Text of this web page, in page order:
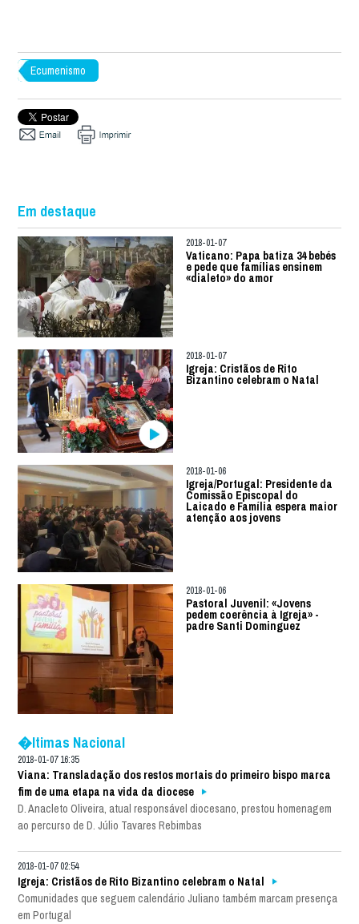
Ecumenismo
Em destaque
2018-01-07
Vaticano: Papa batiza 34 bebés
e pede que famílias ensinem
«dialeto» do amor
2018-01-07
Igreja: Cristãos de Rito
Bizantino celebram o Natal
2018-01-06
Igreja/Portugal: Presidente da
Comissão Episcopal do
Laicado e Família espera maior
atenção aos jovens
2018-01-06
Pastoral Juvenil: «Jovens
pedem coerência à Igreja» -
padre Santi Dominguez
�ltimas Nacional
2018-01-07 16:35
Viana: Transladação dos restos mortais do primeiro bispo marca
fim de uma etapa na vida da diocese
D. Anacleto Oliveira, atual responsável diocesano, prestou homenagem
ao percurso de D. Júlio Tavares Rebimbas
2018-01-07 02:54
Igreja: Cristãos de Rito Bizantino celebram o Natal
Comunidades que seguem calendário Juliano também marcam presença
em Portugal